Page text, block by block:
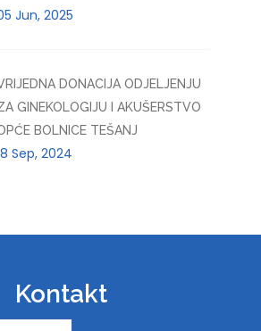
Jun, 2025
DONACIJA ODJELJENJU
GINEKOLOGIJU I AKUŠERSTVO
BOLNICE TEŠANJ
Sep, 2024
Kontakt